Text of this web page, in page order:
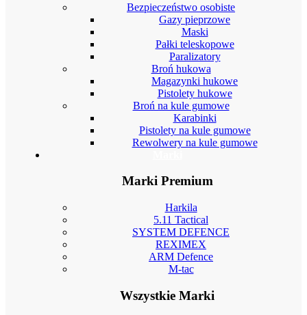
Bezpieczeństwo osobiste
Gazy pieprzowe
Maski
Pałki teleskopowe
Paralizatory
Broń hukowa
Magazynki hukowe
Pistolety hukowe
Broń na kule gumowe
Karabinki
Pistolety na kule gumowe
Rewolwery na kule gumowe
Marki Premium
Harkila
5.11 Tactical
SYSTEM DEFENCE
REXIMEX
ARM Defence
M-tac
Wszystkie Marki